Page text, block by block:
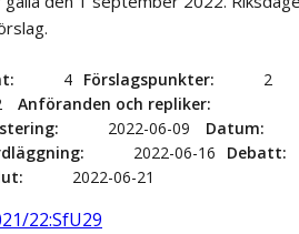
4 Förslagspunkter
2
Anföranden och repliker
2022-06-09
Datum
2022-06-16
Debatt
2022-06-21
22:SfU29